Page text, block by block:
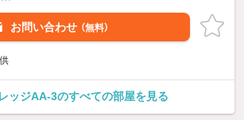
お問い合わせ （無料）
ッジAA-3のすべての部屋を見る